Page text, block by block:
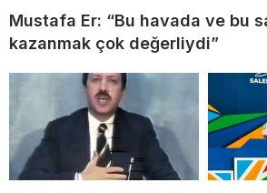
Mustafa Er: “Bu havada ve bu
kazanmak çok değerliydi”